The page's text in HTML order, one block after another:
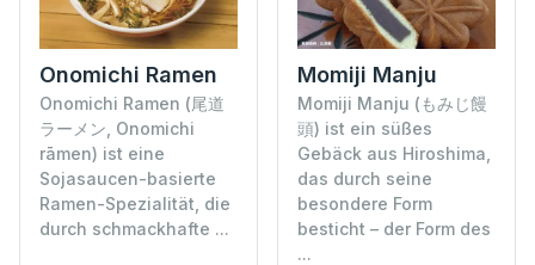
Onomichi Ramen
Onomichi Ramen (尾道
ラーメン, Onomichi
rāmen) ist eine
Sojasaucen-basierte
Ramen-Spezialität, die
durch schmackhafte ...
Momiji Manju
Momiji Manju (もみじ饅
頭) ist ein süßes
Gebäck aus Hiroshima,
das durch seine
besondere Form
besticht – der Form des
...